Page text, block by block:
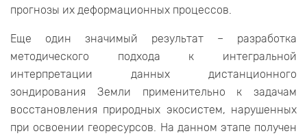
прогнозы их деформационных процессов.
Еще один значимый результат – разработка
методического подхода к интегральной
интерпретации данных дистанционного
зондирования Земли применительно к задачам
восстановления природных экосистем, нарушенных
при освоении георесурсов. На данном этапе получен